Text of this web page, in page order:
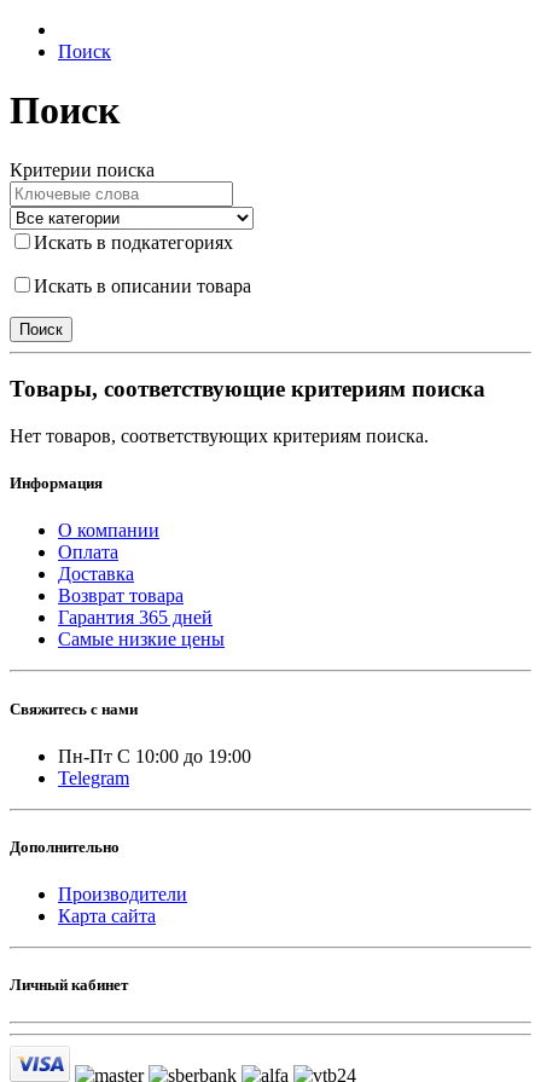
Поиск
Поиск
Критерии поиска
Искать в подкатегориях
Искать в описании товара
Товары, соответствующие критериям поиска
Нет товаров, соответствующих критериям поиска.
Информация
О компании
Оплата
Доставка
Возврат товара
Гарантия 365 дней
Самые низкие цены
Свяжитесь с нами
Пн-Пт С 10:00 до 19:00
Telegram
Дополнительно
Производители
Карта сайта
Личный кабинет